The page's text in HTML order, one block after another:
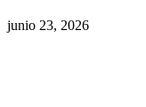
junio 23, 2026